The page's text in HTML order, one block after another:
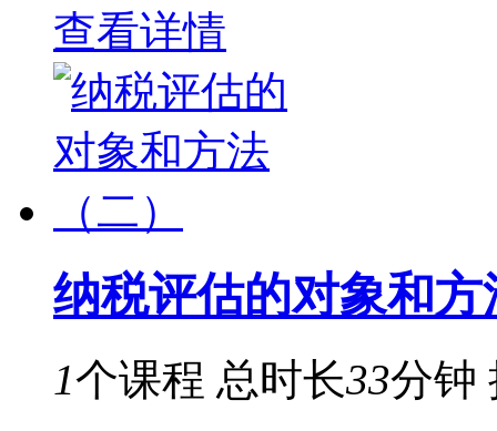
查看详情
纳税评估的对象和方
1个课程 总时长33分钟